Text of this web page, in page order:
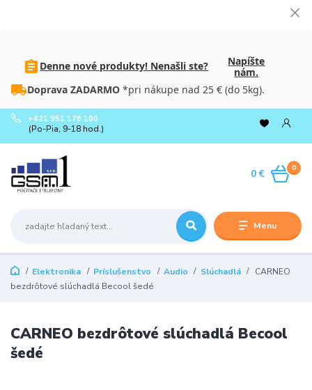
Denne nové produkty! Nenašli ste?
Napíšte
nám.
Doprava ZADARMO *pri nákupe nad 25 € (do 5kg).
Menu
+421 951 176 100
(Po-Pia, 9-18 hod.)
0
0 €
Elektronika Príslušenstvo Audio Slúchadlá
CARNEO
bezdrôtové slúchadlá Becool šedé
CARNEO bezdrôtové slúchadlá Becool
šedé